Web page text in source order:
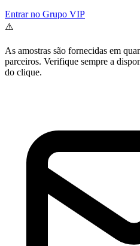
Entrar no Grupo VIP
⚠️
As amostras são fornecidas em
parceiros. Verifique sempre a
do clique.